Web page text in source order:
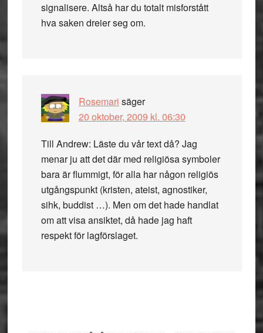
signalisere. Altså har du totalt misforstått
hva saken dreier seg om.
Rosemari säger
20 oktober, 2009 kl. 06:30
Till Andrew: Läste du vår text då? Jag
menar ju att det där med religiösa symboler
bara är flummigt, för alla har någon religiös
utgångspunkt (kristen, ateist, agnostiker,
sihk, buddist …). Men om det hade handlat
om att visa ansiktet, då hade jag haft
respekt för lagförslaget.